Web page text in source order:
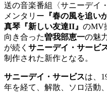
送の音楽番組〈サニーデイ
メンタリー 『春の風を追い
真琴『新しい友達II』 のMV
向き合った曽我部恵一の魅
が続く サニーデイ・サービ
制作された新作となる。
サニーデイ・サービスは、
年を経て、解散、ソロ活動